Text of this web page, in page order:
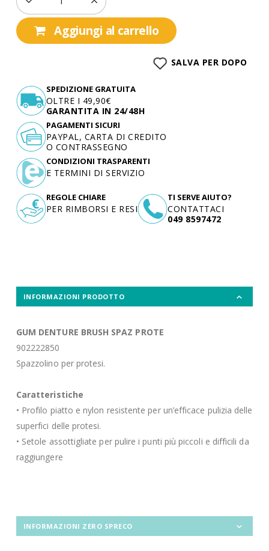
Aggiungi al carrello
SALVA PER DOPO
SPEDIZIONE GRATUITA
OLTRE I 49,90€
GARANTITA IN 24/48H
TI SERVE AIUTO?
CONTATTACI
049 8597472
PAGAMENTI SICURI
PAYPAL, CARTA DI CREDITO
O CONTRASSEGNO
CONDIZIONI TRASPARENTI
E TERMINI DI SERVIZIO
REGOLE CHIARE
PER RIMBORSI E RESI
INFORMAZIONI PRODOTTO
GUM DENTURE BRUSH SPAZ PROTE
902222850
Spazzolino per protesi.
Caratteristiche
• Profilo piatto e nylon resistente per un’efficace pulizia delle
superfici delle protesi.
• Setole assottigliate per pulire i punti più piccoli e difficili da
raggiungere
INFORMAZIONI ZERO SPRECO